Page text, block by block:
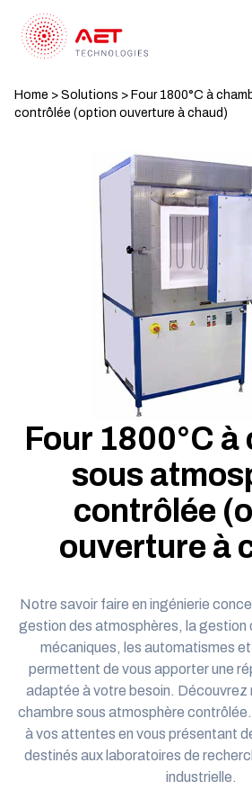
Home > Solutions > Four 1800°C à
contrôlée (option ouverture à chaud)
Four 1800°C
sous
contrôlée
ouverture à
Notre savoir faire en ingénierie
gestion des atmosphères, la gestion
mécaniques, les automatismes
permettent de vous apporter une
adaptée à votre besoin. Découvrez
chambre sous atmosphère contrôlée.
à vos attentes en vous présentant
destinés aux laboratoires de
industrielle.